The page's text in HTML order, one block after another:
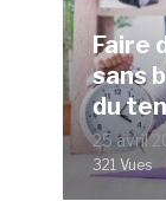
Faire
sans
du
25 avril
321 Vues